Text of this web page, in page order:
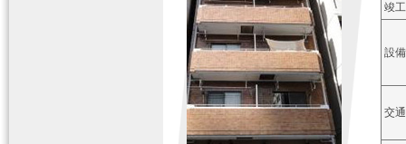
竣工
設備
交通